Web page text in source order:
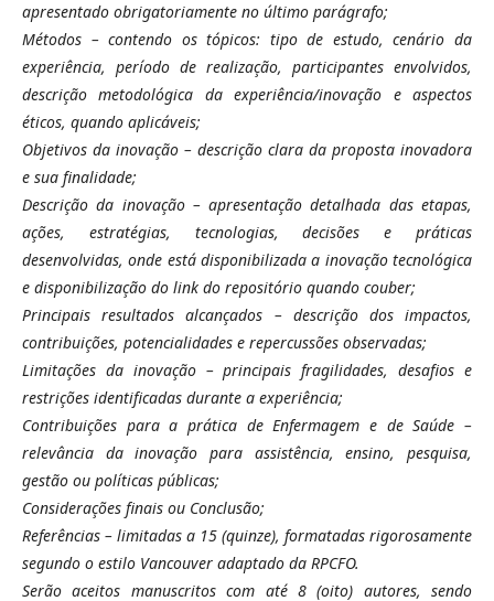
apresentado obrigatoriamente no último parágrafo;
Métodos – contendo os tópicos: tipo de estudo, cenário da
experiência, período de realização, participantes envolvidos,
descrição metodológica da experiência/inovação e aspectos
éticos, quando aplicáveis;
Objetivos da inovação – descrição clara da proposta inovadora
e sua finalidade;
Descrição da inovação – apresentação detalhada das etapas,
ações, estratégias, tecnologias, decisões e práticas
desenvolvidas, onde está disponibilizada a inovação tecnológica
e disponibilização do link do repositório quando couber;
Principais resultados alcançados – descrição dos impactos,
contribuições, potencialidades e repercussões observadas;
Limitações da inovação – principais fragilidades, desafios e
restrições identificadas durante a experiência;
Contribuições para a prática de Enfermagem e de Saúde –
relevância da inovação para assistência, ensino, pesquisa,
gestão ou políticas públicas;
Considerações finais ou Conclusão;
Referências – limitadas a 15 (quinze), formatadas rigorosamente
segundo o estilo Vancouver adaptado da RPCFO.
Serão aceitos manuscritos com até 8 (oito) autores, sendo